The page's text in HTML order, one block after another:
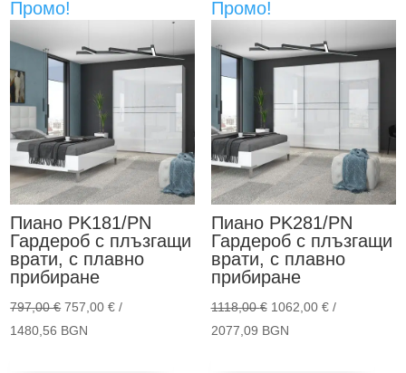
variants.
options
may
be
chosen
on
the
product
page
Промо!
Пиано PK181/PN
Гардероб с плъзгащи
врати, с плавно
прибиране
797,00€ Original
price
757,00€ /
1480,56 BGN
Промо!
Пиано PK281/PN
Гардероб с плъзгащи
врати, с плавно
прибиране
1118,00€ Original
price
1062,00 € /
2077,09 BGNТекущата